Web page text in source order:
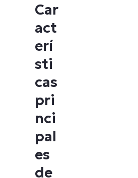
Car
act
erí
sti
cas
pri
nci
pal
es
de